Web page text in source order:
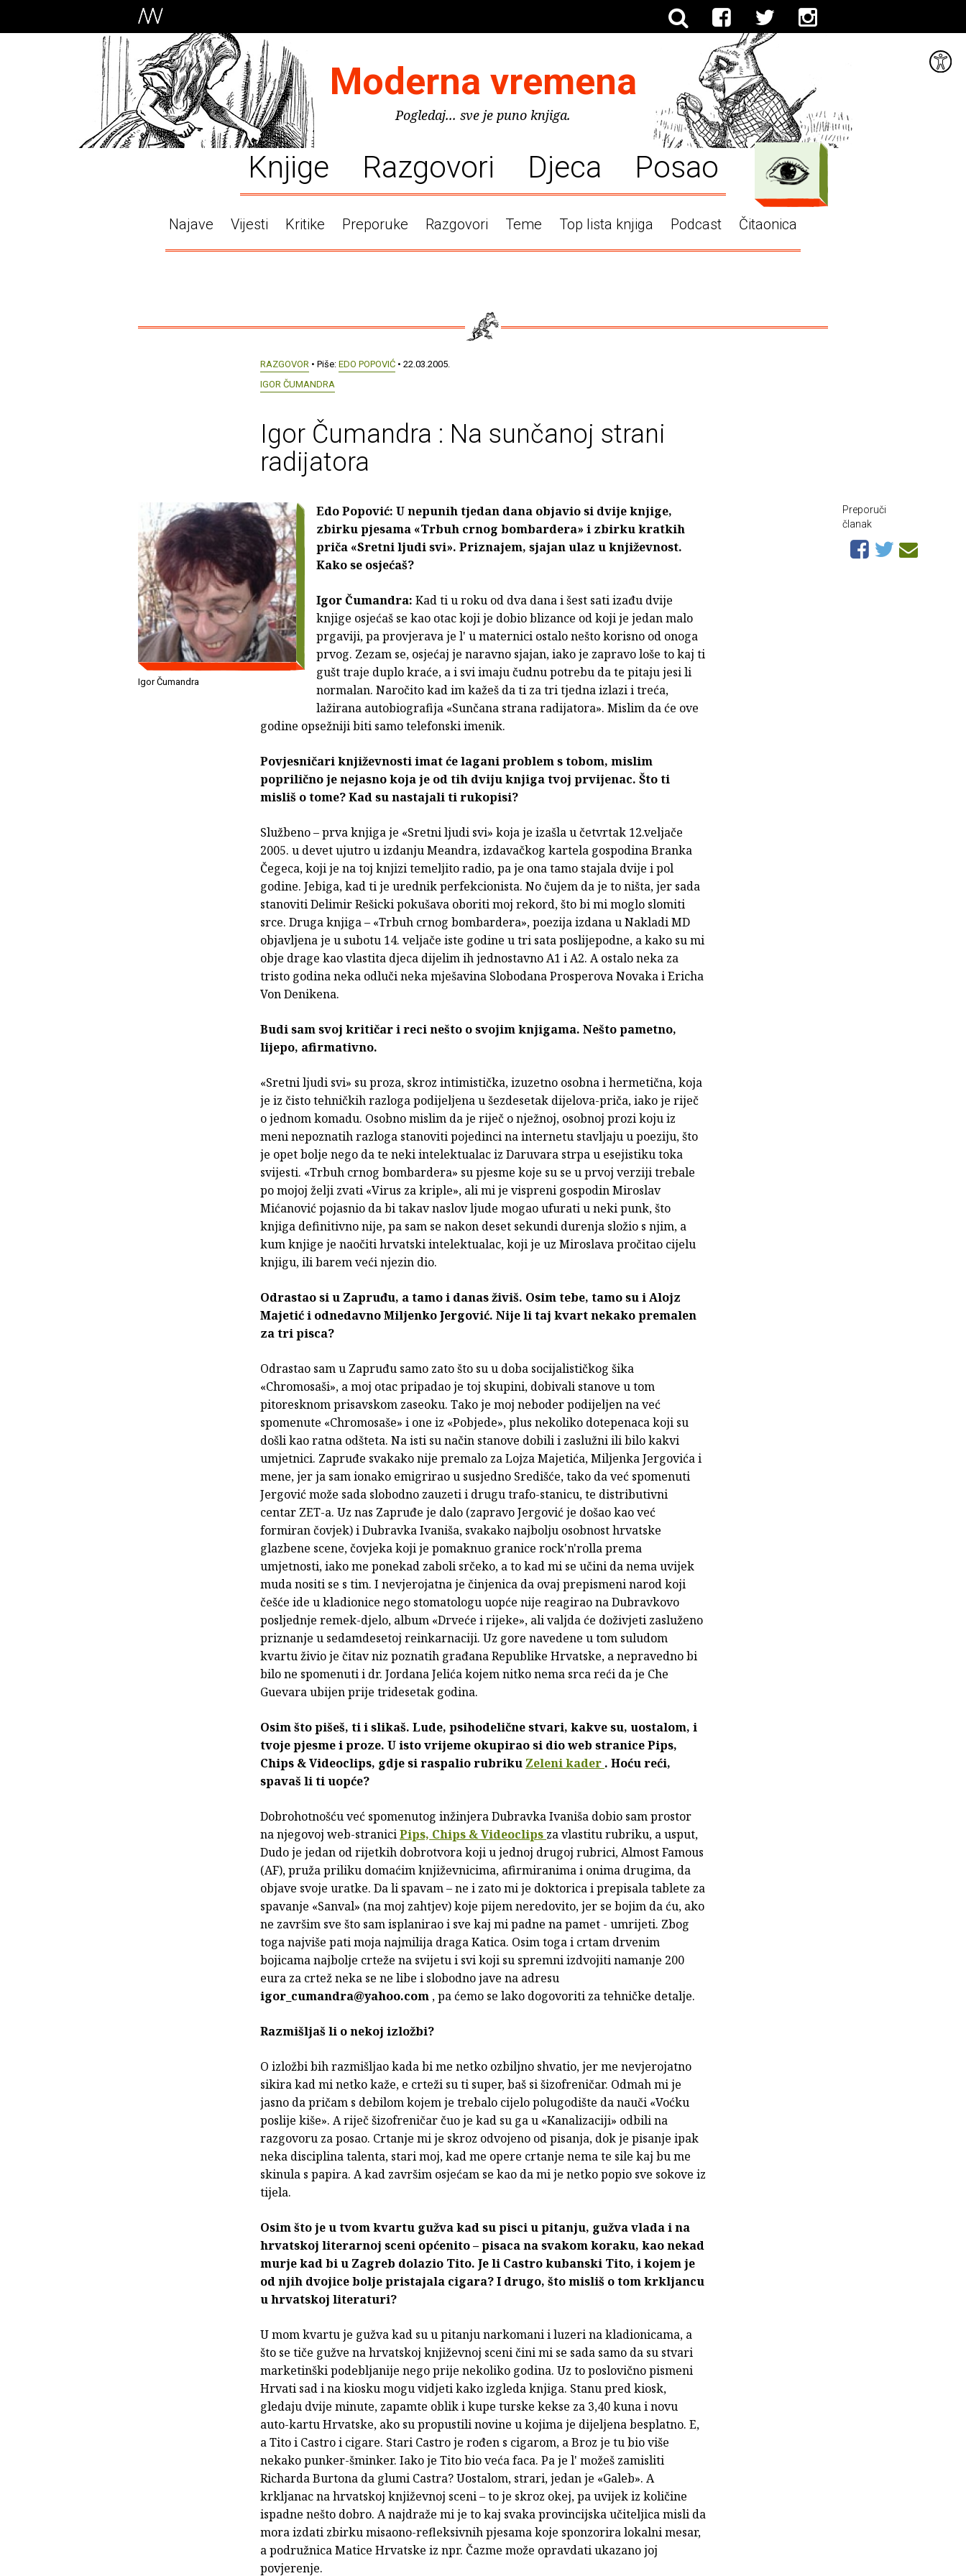
Moderna vremena
Pogledaj... sve je puno knjiga.
Knjige Razgovori Djeca Posao
Najave Vijesti Kritike Preporuke Razgovori Teme Top lista knjiga Podcast Čitaonica
RAZGOVOR • Piše: EDO POPOVIĆ • 22.03.2005.
IGOR ČUMANDRA
Igor Čumandra : Na sunčanoj strani
radijatora
Igor Čumandra
Edo Popović: U nepunih tjedan dana objavio si dvije knjige,
zbirku pjesama «Trbuh crnog bombardera» i zbirku kratkih
priča «Sretni ljudi svi». Priznajem, sjajan ulaz u književnost.
Kako se osjećaš?
Igor Čumandra: Kad ti u roku od dva dana i šest sati izađu dvije
knjige osjećaš se kao otac koji je dobio blizance od koji je jedan malo
prgaviji, pa provjerava je l' u maternici ostalo nešto korisno od onoga
prvog. Zezam se, osjećaj je naravno sjajan, iako je zapravo loše to kaj ti
gušt traje duplo kraće, a i svi imaju čudnu potrebu da te pitaju jesi li
normalan. Naročito kad im kažeš da ti za tri tjedna izlazi i treća,
lažirana autobiografija «Sunčana strana radijatora». Mislim da će ove
godine opsežniji biti samo telefonski imenik.
Povjesničari književnosti imat će lagani problem s tobom, mislim
poprilično je nejasno koja je od tih dviju knjiga tvoj prvijenac. Što ti
misliš o tome? Kad su nastajali ti rukopisi?
Službeno – prva knjiga je «Sretni ljudi svi» koja je izašla u četvrtak 12.veljače
2005. u devet ujutro u izdanju Meandra, izdavačkog kartela gospodina Branka
Čegeca, koji je na toj knjizi temeljito radio, pa je ona tamo stajala dvije i pol
godine. Jebiga, kad ti je urednik perfekcionista. No čujem da je to ništa, jer sada
stanoviti Delimir Rešicki pokušava oboriti moj rekord, što bi mi moglo slomiti
srce. Druga knjiga – «Trbuh crnog bombardera», poezija izdana u Nakladi MD
objavljena je u subotu 14. veljače iste godine u tri sata poslijepodne, a kako su mi
obje drage kao vlastita djeca dijelim ih jednostavno A1 i A2. A ostalo neka za
tristo godina neka odluči neka mješavina Slobodana Prosperova Novaka i Ericha
Von Denikena.
Budi sam svoj kritičar i reci nešto o svojim knjigama. Nešto pametno,
lijepo, afirmativno.
«Sretni ljudi svi» su proza, skroz intimistička, izuzetno osobna i hermetična, koja
je iz čisto tehničkih razloga podijeljena u šezdesetak dijelova-priča, iako je riječ
o jednom komadu. Osobno mislim da je riječ o nježnoj, osobnoj prozi koju iz
meni nepoznatih razloga stanoviti pojedinci na internetu stavljaju u poeziju, što
je opet bolje nego da te neki intelektualac iz Daruvara strpa u esejistiku toka
svijesti. «Trbuh crnog bombardera» su pjesme koje su se u prvoj verziji trebale
po mojoj želji zvati «Virus za kriple», ali mi je vispreni gospodin Miroslav
Mićanović pojasnio da bi takav naslov ljude mogao ufurati u neki punk, što
knjiga definitivno nije, pa sam se nakon deset sekundi durenja složio s njim, a
kum knjige je naočiti hrvatski intelektualac, koji je uz Miroslava pročitao cijelu
knjigu, ili barem veći njezin dio.
Odrastao si u Zapruđu, a tamo i danas živiš. Osim tebe, tamo su i Alojz
Majetić i odnedavno Miljenko Jergović. Nije li taj kvart nekako premalen
za tri pisca?
Odrastao sam u Zapruđu samo zato što su u doba socijalističkog šika
«Chromosaši», a moj otac pripadao je toj skupini, dobivali stanove u tom
pitoresknom prisavskom zaseoku. Tako je moj neboder podijeljen na već
spomenute «Chromosaše» i one iz «Pobjede», plus nekoliko dotepenaca koji su
došli kao ratna odšteta. Na isti su način stanove dobili i zaslužni ili bilo kakvi
umjetnici. Zapruđe svakako nije premalo za Lojza Majetića, Miljenka Jergovića i
mene, jer ja sam ionako emigrirao u susjedno Središće, tako da već spomenuti
Jergović može sada slobodno zauzeti i drugu trafo-stanicu, te distributivni
centar ZET-a. Uz nas Zapruđe je dalo (zapravo Jergović je došao kao već
formiran čovjek) i Dubravka Ivaniša, svakako najbolju osobnost hrvatske
glazbene scene, čovjeka koji je pomaknuo granice rock'n'rolla prema
umjetnosti, iako me ponekad zaboli srčeko, a to kad mi se učini da nema uvijek
muda nositi se s tim. I nevjerojatna je činjenica da ovaj prepismeni narod koji
češće ide u kladionice nego stomatologu uopće nije reagirao na Dubravkovo
posljednje remek-djelo, album «Drveće i rijeke», ali valjda će doživjeti zasluženo
priznanje u sedamdesetoj reinkarnaciji. Uz gore navedene u tom suludom
kvartu živio je čitav niz poznatih građana Republike Hrvatske, a nepravedno bi
bilo ne spomenuti i dr. Jordana Jelića kojem nitko nema srca reći da je Che
Guevara ubijen prije tridesetak godina.
Osim što pišeš, ti i slikaš. Lude, psihodelične stvari, kakve su, uostalom, i
tvoje pjesme i proze. U isto vrijeme okupirao si dio web stranice Pips,
Chips & Videoclips, gdje si raspalio rubriku Zeleni kader . Hoću reći,
spavaš li ti uopće?
Dobrohotnošću već spomenutog inžinjera Dubravka Ivaniša dobio sam prostor
na njegovoj web-straniciPips, Chips & Videoclips za vlastitu rubriku, a usput,
Dudo je jedan od rijetkih dobrotvora koji u jednoj drugoj rubrici, Almost Famous
(AF), pruža priliku domaćim književnicima, afirmiranima i onima drugima, da
objave svoje uratke. Da li spavam – ne i zato mi je doktorica i prepisala tablete za
spavanje «Sanval» (na moj zahtjev) koje pijem neredovito, jer se bojim da ću, ako
ne završim sve što sam isplanirao i sve kaj mi padne na pamet - umrijeti. Zbog
toga najviše pati moja najmilija draga Katica. Osim toga i crtam drvenim
bojicama najbolje crteže na svijetu i svi koji su spremni izdvojiti namanje 200
eura za crtež neka se ne libe i slobodno jave na adresu
igor_cumandra@yahoo.com , pa ćemo se lako dogovoriti za tehničke detalje.
Razmišljaš li o nekoj izložbi?
O izložbi bih razmišljao kada bi me netko ozbiljno shvatio, jer me nevjerojatno
sikira kad mi netko kaže, e crteži su ti super, baš si šizofreničar. Odmah mi je
jasno da pričam s debilom kojem je trebalo cijelo polugodište da nauči «Voćku
poslije kiše». A riječ šizofreničar čuo je kad su ga u «Kanalizaciji» odbili na
razgovoru za posao. Crtanje mi je skroz odvojeno od pisanja, dok je pisanje ipak
neka disciplina talenta, stari moj, kad me opere crtanje nema te sile kaj bu me
skinula s papira. A kad završim osjećam se kao da mi je netko popio sve sokove iz
tijela.
Osim što je u tvom kvartu gužva kad su pisci u pitanju, gužva vlada i na
hrvatskoj literarnoj sceni općenito – pisaca na svakom koraku, kao nekad
murje kad bi u Zagreb dolazio Tito. Je li Castro kubanski Tito, i kojem je
od njih dvojice bolje pristajala cigara? I drugo, što misliš o tom krkljancu
u hrvatskoj literaturi?
U mom kvartu je gužva kad su u pitanju narkomani i luzeri na kladionicama, a
što se tiče gužve na hrvatskoj književnoj sceni čini mi se sada samo da su stvari
marketinški podebljanije nego prije nekoliko godina. Uz to poslovično pismeni
Hrvati sad i na kiosku mogu vidjeti kako izgleda knjiga. Stanu pred kiosk,
gledaju dvije minute, zapamte oblik i kupe turske kekse za 3,40 kuna i novu
auto-kartu Hrvatske, ako su propustili novine u kojima je dijeljena besplatno. E,
a Tito i Castro i cigare. Stari Castro je rođen s cigarom, a Broz je tu bio više
nekako punker-šminker. Iako je Tito bio veća faca. Pa je l' možeš zamisliti
Richarda Burtona da glumi Castra? Uostalom, strari, jedan je «Galeb». A
krkljanac na hrvatskoj književnoj sceni – to je skroz okej, pa uvijek iz količine
ispadne nešto dobro. A najdraže mi je to kaj svaka provincijska učiteljica misli da
mora izdati zbirku misaono-refleksivnih pjesama koje sponzorira lokalni mesar,
a podružnica Matice Hrvatske iz npr. Čazme može opravdati ukazano joj
povjerenje.
Preporuči
članak